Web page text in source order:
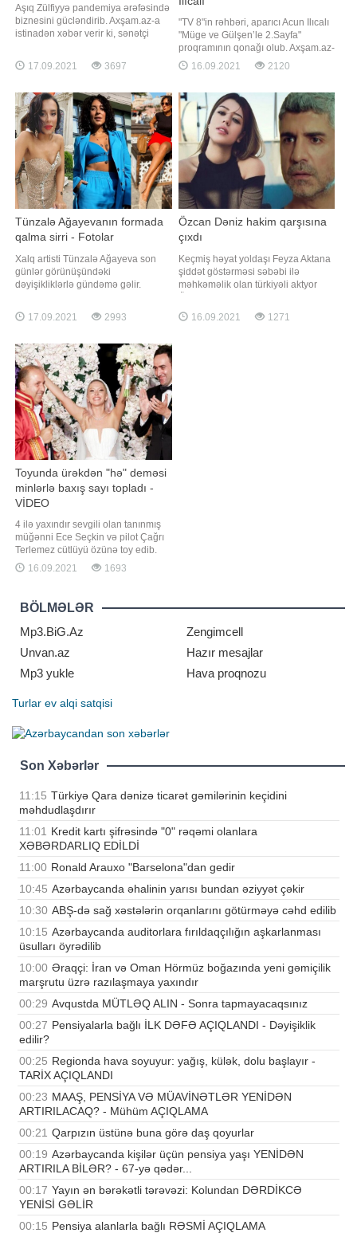
Aşıq Zülfiyyə pandemiya ərəfəsində
biznesini gücləndirib. Axşam.az-a
istinadən xəbər verir ki, sənətçi
restoran açmışdı. Bir neçə gün
əvvəl isə aşıq yenidən restoran
dostları da qatılıblar. Qeyd edək ki,
Zülfiyyə bundan əvvəl daha bir
restoranını
17.09.2021 3697
"TV 8"in rəhbəri, aparıcı Acun Ilıcalı
"Müge ve Gülşen’le 2.Sayfa"
proqramının qonağı olub. Axşam.az-
a istinadən xəbər verir ki, aparıcılar
Acuna gənc qalmasının sirrini
ata tərəfinin Azərbaycan köklü
olduğunu deyib. Acun bildirib ki,
gənc qalmasını
16.09.2021 2120
Tünzalə Ağayevanın formada
qalma sirri - Fotolar
Xalq artisti Tünzalə Ağayeva son
günlər görünüşündəki
dəyişikliklərlə gündəmə gəlir.
əvvəlcə sarı saçlarını tünd rəngə
boyadı. Daha sonra isə onların düz
əvəzləyib. T.Ağayeva eyni zamanda
cəsarətli geyimləri ilə də
gündəmdən düşmür. İfaçı
İnstaqramı
17.09.2021 2993
Özcan Dəniz hakim qarşısına
çıxdı
Keçmiş həyat yoldaşı Feyza Aktana
şiddət göstərməsi səbəbi ilə
məhkəməlik olan türkiyəli aktyor
Axşam.az-a istinadən xəbər verir ki,
1 il 6 ay həbsi tələb olunan aktyor
16.09.2021 1271
Toyunda ürəkdən "hə" deməsi
minlərlə baxış sayı topladı -
VİDEO
4 ilə yaxındır sevgili olan tanınmış
müğənni Ece Seçkin və pilot Çağrı
Terlemez cütlüyü özünə toy edib.
xəbər verir ki, bu barədə ifaçı
instaqram hesabında bildirib.
gəlinlik böyük marağa səbəb olub.
Bundan başqa, müğənninin nikah
mərasimində "Çağrı Terlemezl
16.09.2021 1693
BÖLMƏLƏR
Mp3.BiG.Az
Zengimcell
Unvan.az
Hazır mesajlar
Mp3 yukle
Hava proqnozu
Turlar ev alqi satqisi
Son Xəbərlər
11:15 Türkiyə Qara dənizə ticarət gəmilərinin keçidini
məhdudlaşdırır
11:01 Kredit kartı şifrəsində "0" rəqəmi olanlara
XƏBƏRDARLIQ EDİLDİ
11:00 Ronald Arauxo "Barselona"dan gedir
10:45 Azərbaycanda əhalinin yarısı bundan əziyyət çəkir
10:30 ABŞ-də sağ xəstələrin orqanlarını götürməyə cəhd edilib
10:15 Azərbaycanda auditorlara fırıldaqçılığın aşkarlanması
üsulları öyrədilib
10:00 Əraqçi: İran və Oman Hörmüz boğazında yeni gəmiçilik
marşrutu üzrə razılaşmaya yaxındır
00:29 Avqustda MÜTLƏQ ALIN - Sonra tapmayacaqsınız
00:27 Pensiyalarla bağlı İLK DƏFƏ AÇIQLANDI - Dəyişiklik
edilir?
00:25 Regionda hava soyuyur: yağış, külək, dolu başlayır -
TARİX AÇIQLANDI
00:23 MAAŞ, PENSİYA VƏ MÜAVİNƏTLƏR YENİDƏN
ARTIRILACAQ? - Mühüm AÇIQLAMA
00:21 Qarpızın üstünə buna görə daş qoyurlar
00:19 Azərbaycanda kişilər üçün pensiya yaşı YENİDƏN
ARTIRILA BİLƏR? - 67-yə qədər...
00:17 Yayın ən bərəkətli tərəvəzi: Kolundan DƏRDİKCƏ
YENİSİ GƏLİR
00:15 Pensiya alanlarla bağlı RƏSMİ AÇIQLAMA